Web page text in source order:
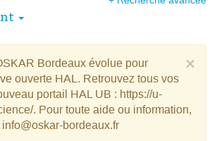
×
Bordeaux évolue pour
ouverte HAL. Retrouvez tous vos
portail HAL UB : https://u-
. Pour toute aide ou information,
bordeaux.fr